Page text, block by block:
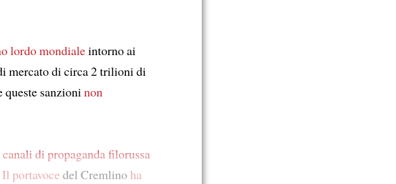
lordo mondialeintorno ai
mercato di circa 2 trilioni di
sanzioninon
canali di propaganda filorussa
Il portavocedel Cremlinoha